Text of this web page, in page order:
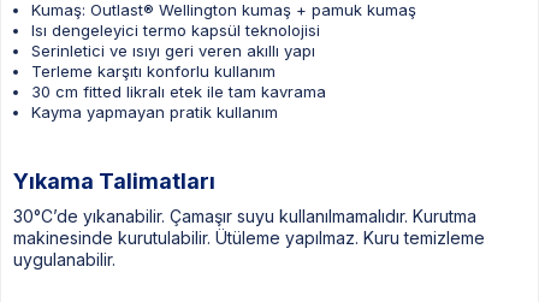
Kumaş: Outlast® Wellington kumaş + pamuk kumaş
Isı dengeleyici termo kapsül teknolojisi
Serinletici ve ısıyı geri veren akıllı yapı
Terleme karşıtı konforlu kullanım
30 cm fitted likralı etek ile tam kavrama
Kayma yapmayan pratik kullanım
Yıkama Talimatları
30°C’de yıkanabilir. Çamaşır suyu kullanılmamalıdır. Kurutma
makinesinde kurutulabilir. Ütüleme yapılmaz. Kuru temizleme
uygulanabilir.